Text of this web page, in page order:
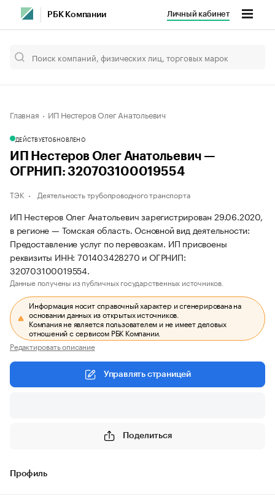
РБК Компании Личный кабинет
Главная ИП Нестеров Олег Анатольевич
ДЕЙСТВУЕТОБНОВЛЕНО
ИП Нестеров Олег Анатольевич —
ОГРНИП: 320703100019554
ТЭК Деятельность трубопроводного транспорта
ИП Нестеров Олег Анатольевич зарегистрирован 29.06.2020,
в регионе — Томская область. Основной вид деятельности:
Предоставление услуг по перевозкам. ИП присвоены
реквизиты ИНН: 701403428270 и ОГРНИП:
320703100019554.
Данные получены из публичных государственных источников.
Информация носит справочный характер и сгенерирована на
основании данных из открытых источников.
Компания не является пользователем и не имеет деловых
отношений с сервисом РБК Компании.
Редактировать описание
Управлять страницей
Поделиться
Профиль